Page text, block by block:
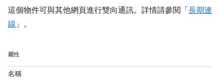
這個物件可與其他網頁進行雙向通訊。詳情請參閱「 長期連
線」。
屬性
名稱